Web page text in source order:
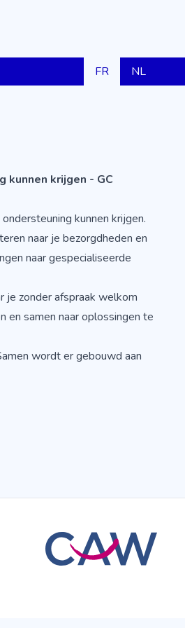
FR NL
kunnen krijgen - GC
kunnen krijgen.
naar je bezorgdheden en
naar gespecialiseerde
zonder afspraak welkom
samen naar oplossingen te
wordt er gebouwd aan